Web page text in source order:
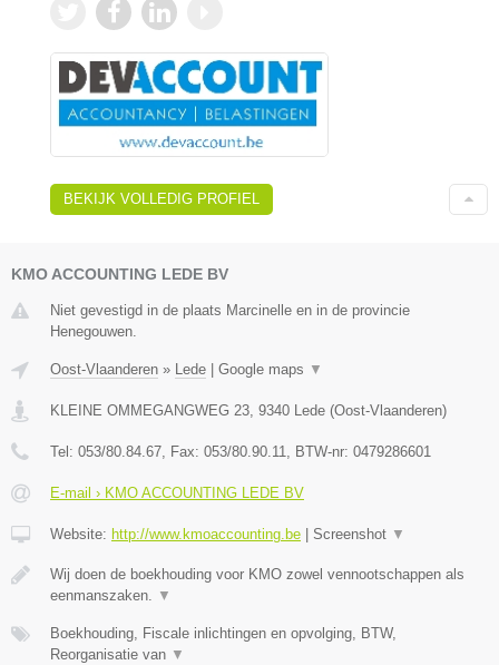
BEKIJK VOLLEDIG PROFIEL
KMO ACCOUNTING LEDE BV
Niet gevestigd in de plaats Marcinelle en in de provincie
Henegouwen.
Oost-Vlaanderen » Lede Google maps ▼
KLEINE OMMEGANGWEG 23, 9340 Lede (Oost-Vlaanderen)
Tel: 053/80.84.67, Fax: 053/80.90.11, BTW-nr: 0479286601
E-mail › KMO ACCOUNTING LEDE BV
Website: http://www.kmoaccounting.be Screenshot ▼
Wij doen de boekhouding voor KMO zowel vennootschappen als
eenmanszaken. ▼
Boekhouding, Fiscale inlichtingen en opvolging, BTW,
Reorganisatie van ▼